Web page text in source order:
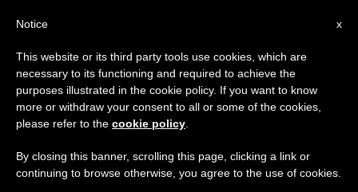
×
Aviso importante
Del 27 de julio al 7 de agosto haremos la pausa
anual, aprovechando que en el periodo de verano
se generan menos informaciones y también el
x
Notice
This website or its third party tools use cookies, which are
necessary to its functioning and required to achieve the
purposes illustrated in the cookie policy. If you want to know
more or withdraw your consent to all or some of the cookies,
please refer to the cookie policy
By closing this banner, scrolling this page, clicking a link or
continuing to browse otherwise, you agree to the use of cookies.